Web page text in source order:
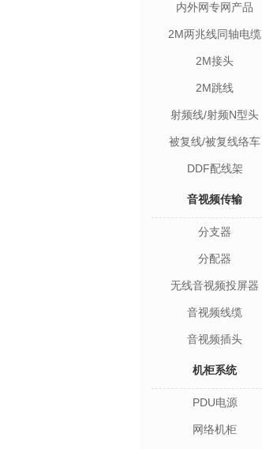
内外网专网产品
2M两兆线同轴电缆
2M接头
2M跳线
射频线/射频N型头
被复线/被复线络车
DDF配线架
音视频传输
分支器
分配器
无线音视频投屏器
音视频线缆
音视频插头
机柜系统
PDU电源
网络机柜